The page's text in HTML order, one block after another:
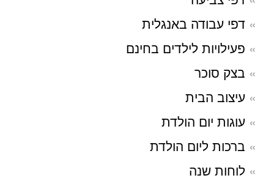
דפי עבודה באנגלית
פעילויות לילדים בחינם
בצק סוכר
עיצוב הבית
עוגות יום הולדת
ברכות ליום הולדת
לוחות שנה